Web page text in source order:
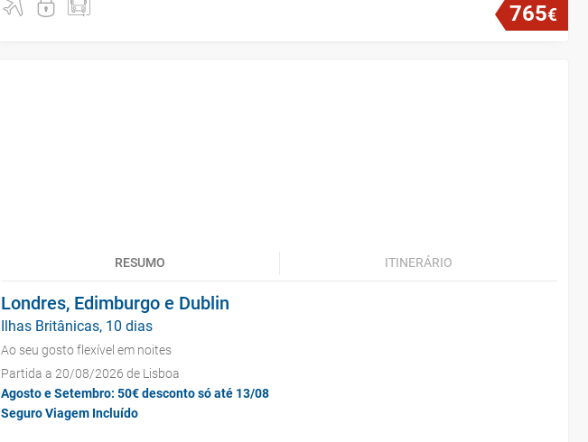
765€
RESUMO ITINERÁRIO
Londres, Edimburgo e Dublin
Ilhas Britânicas, 10 dias
Ao seu gosto flexível em noites
Partida a 20/08/2026 de Lisboa
Agosto e Setembro: 50€ desconto só até 13/08
Seguro Viagem Incluído